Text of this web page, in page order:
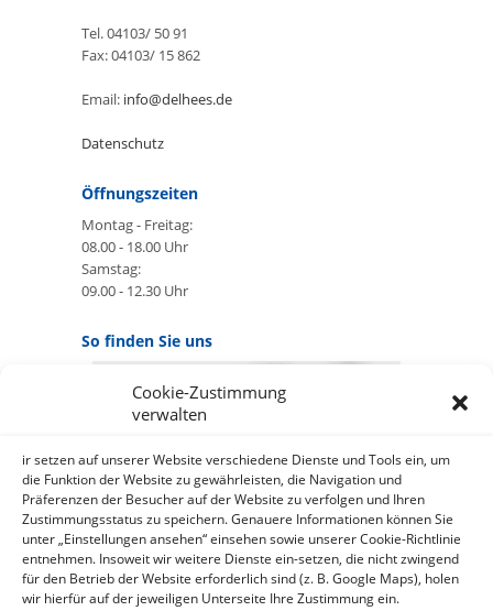
Cookie-Zustimmung
verwalten
ir setzen auf unserer Website verschiedene Dienste und Tools ein, um
die Funktion der Website zu gewährleisten, die Navigation und
Präferenzen der Besucher auf der Website zu verfolgen und Ihren
Zustimmungsstatus zu speichern. Genauere Informationen können Sie
unter „Einstellungen ansehen“ einsehen sowie unserer Cookie-Richtlinie
entnehmen. Insoweit wir weitere Dienste ein-setzen, die nicht zwingend
für den Betrieb der Website erforderlich sind (z. B. Google Maps), holen
wir hierfür auf der jeweiligen Unterseite Ihre Zustimmung ein.
Tel. 04103/ 50 91
Fax: 04103/ 15 862
Email: info@delhees.de
Datenschutz
Öffnungszeiten
Montag - Freitag:
08.00 - 18.00 Uhr
Samstag:
09.00 - 12.30 Uhr
So finden Sie uns
GOOGLE MAPS:
AKZEPTIEREN
Anbieter: Google Ireland Limited
Bei der Nutzung dieses Dienstes
werden Daten an Google
über¬mittelt, außer¬dem ist es
wahr-scheinlich dass Google Daten
(z.B. Cookies) auf Ihrem Gerät